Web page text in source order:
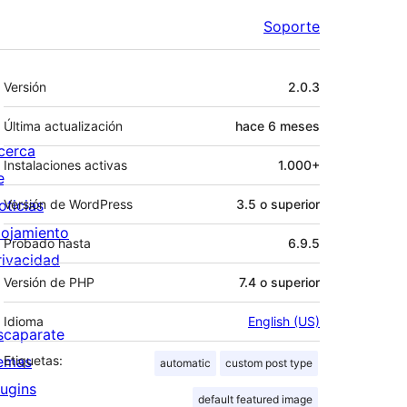
Soporte
Meta
Versión 2.0.3
Última actualización hace 6 meses
Instalaciones activas 1.000+
Versión de WordPress 3.5 o superior
Probado hasta 6.9.5
Versión de PHP 7.4 o superior
Idioma English (US)
Etiquetas: automatic custom post type
default featured image